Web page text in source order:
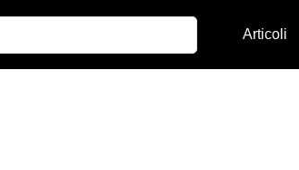
Articoli